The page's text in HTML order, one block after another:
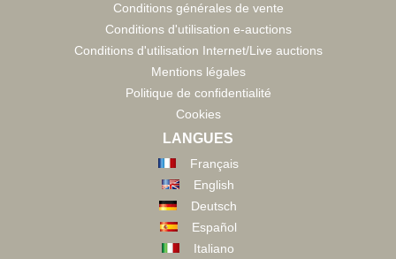
Conditions générales de vente
Conditions d'utilisation e-auctions
Conditions d'utilisation Internet/Live auctions
Mentions légales
Politique de confidentialité
Cookies
LANGUES
Français
English
Deutsch
Español
Italiano